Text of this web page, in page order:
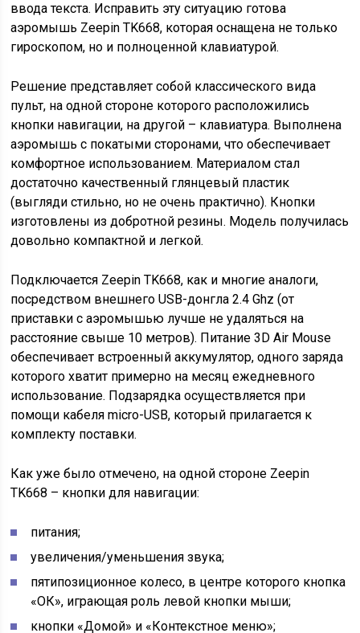
ввода текста. Исправить эту ситуацию готова
аэромышь Zeepin TK668, которая оснащена не только
гироскопом, но и полноценной клавиатурой.
Решение представляет собой классического вида
пульт, на одной стороне которого расположились
кнопки навигации, на другой – клавиатура. Выполнена
аэромышь с покатыми сторонами, что обеспечивает
комфортное использованием. Материалом стал
достаточно качественный глянцевый пластик
(выгляди стильно, но не очень практично). Кнопки
изготовлены из добротной резины. Модель получилась
довольно компактной и легкой.
Подключается Zeepin TK668, как и многие аналоги,
посредством внешнего USB-донгла 2.4 Ghz (от
приставки с аэромышью лучше не удаляться на
расстояние свыше 10 метров). Питание 3D Air Mouse
обеспечивает встроенный аккумулятор, одного заряда
которого хватит примерно на месяц ежедневного
использование. Подзарядка осуществляется при
помощи кабеля micro-USB, который прилагается к
комплекту поставки.
Как уже было отмечено, на одной стороне Zeepin
TK668 – кнопки для навигации:
питания;
увеличения/уменьшения звука;
пятипозиционное колесо, в центре которого кнопка
«ОК», играющая роль левой кнопки мыши;
кнопки «Домой» и «Контекстное меню»;